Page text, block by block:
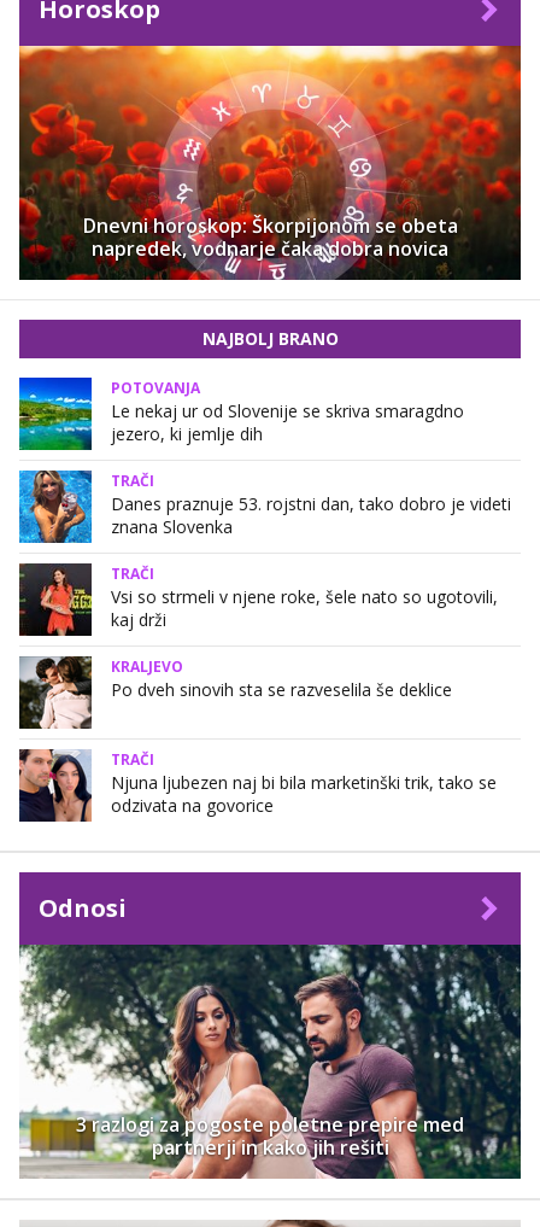
Horoskop
Dnevni horoskop: Škorpijonom se obeta
napredek, vodnarje čaka dobra novica
NAJBOLJ BRANO
POTOVANJA
Le nekaj ur od Slovenije se skriva smaragdno
jezero, ki jemlje dih
TRAČI
Danes praznuje 53. rojstni dan, tako dobro je videti
znana Slovenka
TRAČI
Vsi so strmeli v njene roke, šele nato so ugotovili,
kaj drži
KRALJEVO
Po dveh sinovih sta se razveselila še deklice
TRAČI
Njuna ljubezen naj bi bila marketinški trik, tako se
odzivata na govorice
Odnosi
3 razlogi za pogoste poletne prepire med
partnerji in kako jih rešiti